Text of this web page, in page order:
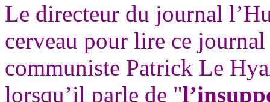
Le directeur du journal
cerveau pour lire ce
communiste Patrick Le
lorsqu’il parle de "